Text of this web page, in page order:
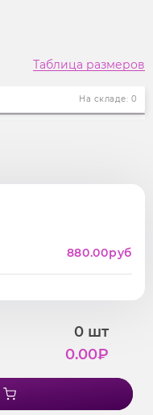
Таблица размеров
На складе: 0
880.00руб
0 шт
0.00₽